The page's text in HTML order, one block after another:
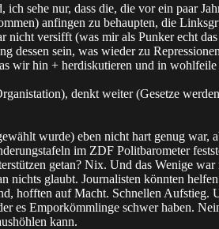
sehe nur, dass die, die vor ein paar
anfingen zu behaupten, die
versifft (was mir als Punker echt
dessen sein, was wieder zu
wir hin + herdiskutieren und in
denkt weiter (Gesetze
wurde) eben nicht hart genug
im ZDF Politbarometer
getan? Nix. Und das Wenige
nichts glaubt. Journalisten könnten
hofften auf Macht. Schnellen Aufstieg.
es Emporkömmlinge schwer haben.
kann.